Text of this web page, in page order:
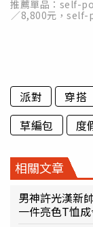
推薦單品：self-
／8,800元，
派對 穿搭
草編包
度
相關文章
男神許光漢新
一件亮色T恤